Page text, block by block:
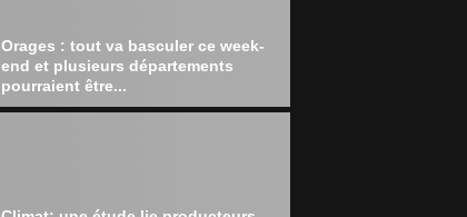
Orages : tout va basculer ce week-
end et plusieurs départements
pourraient être...